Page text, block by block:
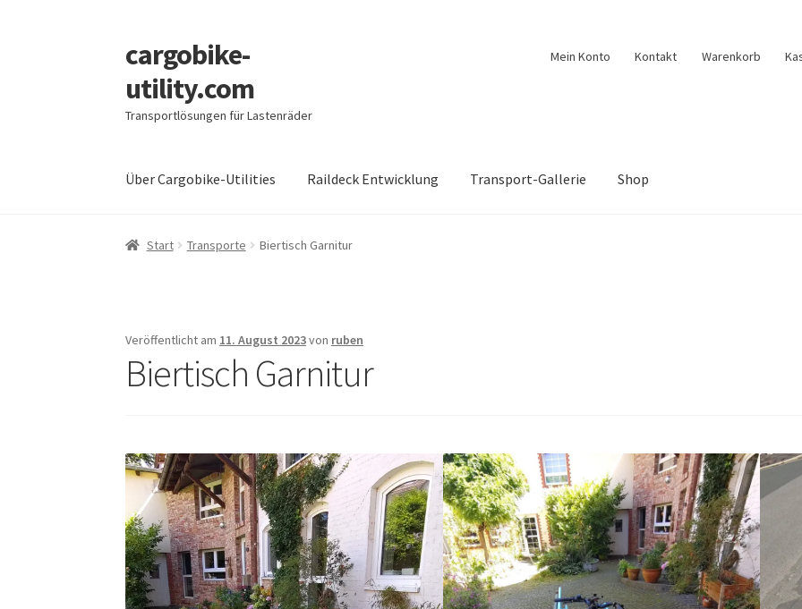
Zur
Navigation
springen
Zum
Inhalt
springen
cargobike-
utility.com
Transportlösungen für Lastenräder
Mein Konto Kontakt Warenkorb
Über Cargobike-Utilities Raildeck Entwicklung Transport-Gallerie Shop
Start Transporte Biertisch Garnitur
Veröffentlicht am 11. August 2023von ruben
Biertisch Garnitur